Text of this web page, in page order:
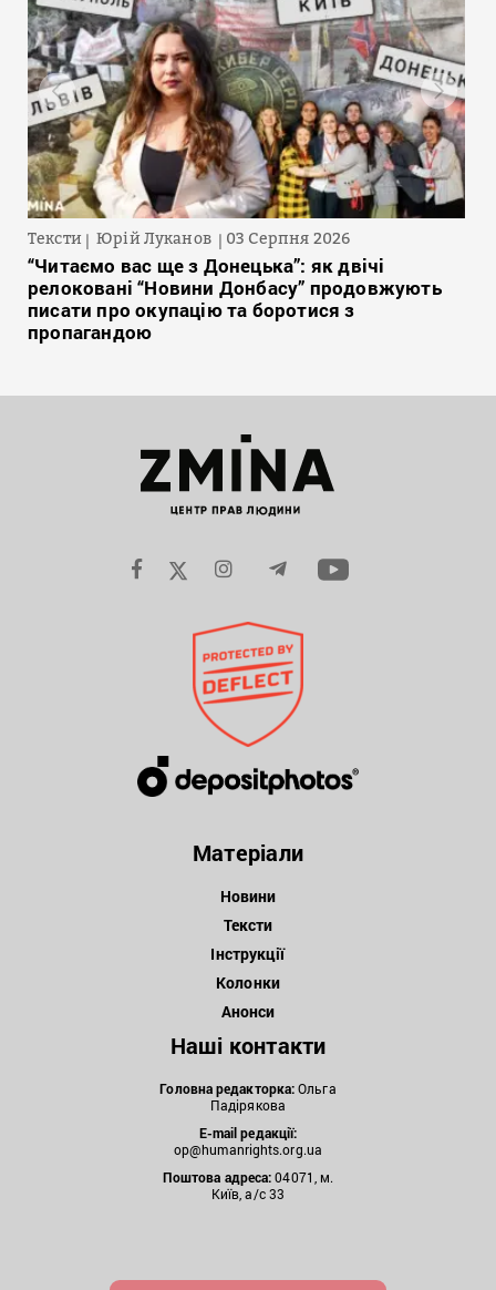
Тексти Юрій Луканов 03 Серпня 2026
“Читаємо вас ще з Донецька”: як двічі
релоковані “Новини Донбасу” продовжують
писати про окупацію та боротися з
пропагандою
Матеріали
Новини
Тексти
Інструкції
Колонки
Анонси
Наші контакти
Головна редакторка:Ольга
Падірякова
E-mail редакції:
op@humanrights.org.ua
Поштова адреса:04071, м.
Київ, а/с 33